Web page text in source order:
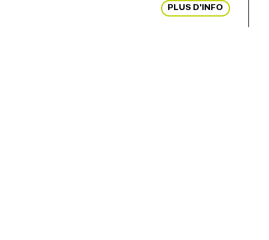
PLUS D'INFO